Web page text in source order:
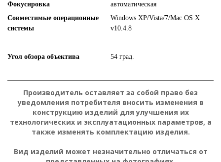
Фокусировка
автоматическая
Совместимые операционные
системы
Windows XP/Vista/7/Mac OS X
v10.4.8
Угол обзора объектива 54 град.
Производитель оставляет за собой право без
уведомления потребителя вносить изменения в
конструкцию изделий для улучшения их
технологических и эксплуатационных параметров, а
также изменять комплектацию изделия.
Вид изделий может незначительно отличаться от